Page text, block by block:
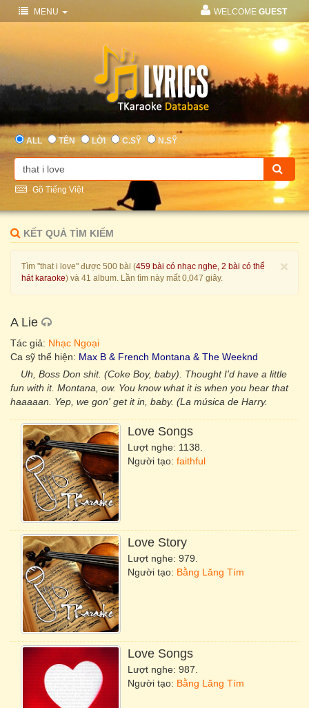
MENU WELCOME GUEST
ALL TÊN LỜI C.SỸ N.SỸ
Gõ Tiếng Việt
KẾT QUẢ TÌM KIẾM
×
Tìm "that i love" được 500 bài (459 bài có nhạc nghe, 2 bài có thể
hát karaoke) và 41 album. Lần tìm này mất 0,047 giây.
A Lie
Tác giả: Nhạc Ngoại
Ca sỹ thể hiện: Max B & French Montana & The Weeknd
Uh, Boss Don shit. (Coke Boy, baby). Thought I'd have a little
fun with it. Montana, ow. You know what it is when you hear that
haaaaan. Yep, we gon' get it in, baby. (La música de Harry.
Love Songs
Lượt nghe: 1138.
Người tạo: faithful
Love Story
Lượt nghe: 979.
Người tạo: Bằng Lăng Tím
Love Songs
Lượt nghe: 987.
Người tạo: Bằng Lăng Tím